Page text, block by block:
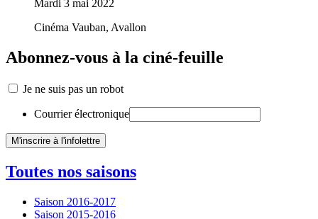
Mardi 3 mai 2022
Cinéma Vauban, Avallon
Abonnez-vous à la ciné-feuille
Je ne suis pas un robot
Courrier électronique
Toutes nos saisons
Saison 2016-2017
Saison 2015-2016